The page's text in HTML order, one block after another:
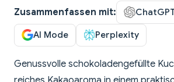
Zusammenfassen mit:
AI Mode Perplexity
Genussvolle schokoladengefüllte